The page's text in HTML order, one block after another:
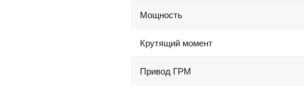
Мощность
Крутящий момент
Привод ГРМ